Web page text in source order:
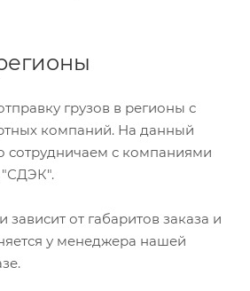
грузов в регионы с
компаний. На данный
сотрудничаем с компаниями
"СДЭК".
зависит от габаритов заказа и
у менеджера нашей